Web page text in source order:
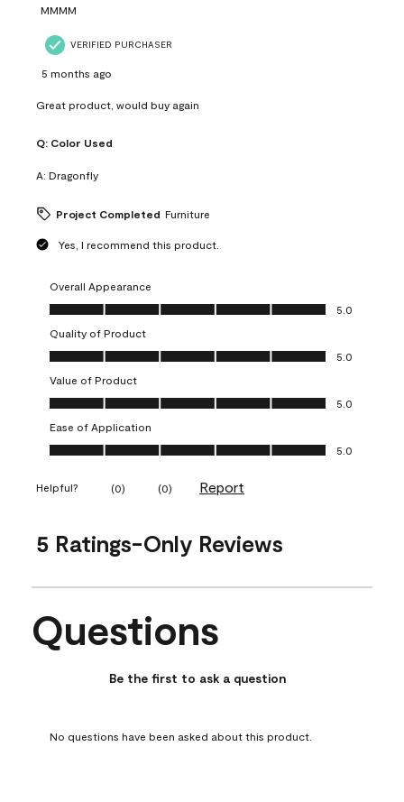
MMMM
VERIFIED PURCHASER
5 months ago
Great product, would buy again
Q: Color Used
A: Dragonfly
Project Completed Furniture
Yes, I recommend this product.
Overall Appearance
Overall Appearance, 5.0 out of 5
5.0
Quality of Product
Quality of Product, 5.0 out of 5
5.0
Value of Product
Value of Product, 5.0 out of 5
5.0
Ease of Application
Ease of Application, 5.0 out of 5
5.0
Helpful? (0) (0) Report
5 Ratings-Only Reviews
No questions have been asked about this product.
Questions
Be the first to ask a question
No questions have been asked about this product.